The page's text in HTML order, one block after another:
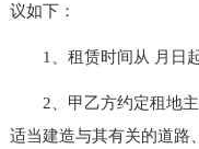
议如下：
1、租赁时间从 月日起
2、甲乙方约定租地主
适当建造与其有关的道路